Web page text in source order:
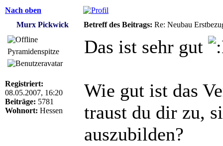
Nach oben
Murx Pickwick
Betreff des Beitrags: Re: Neubau
Pyramidenspitze
Registriert:
08.05.2007, 16:20
Beiträge: 5781
Wohnort: Hessen
Das ist sehr gut
Wie gut ist das
traust du dir zu,
auszubilden?